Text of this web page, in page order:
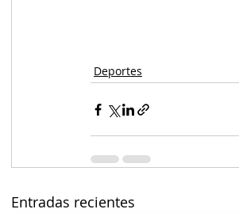
Deportes
Entradas recientes